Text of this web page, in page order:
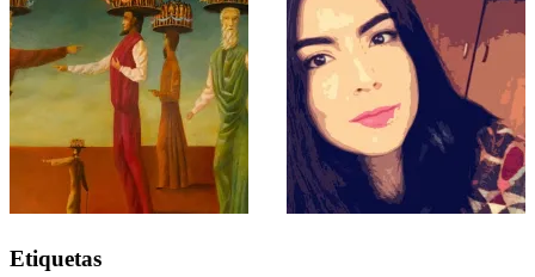
Etiquetas